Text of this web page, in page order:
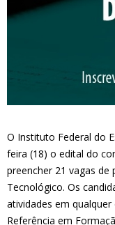
O Instituto Federal do
feira (18) o edital do
preencher 21 vagas de
Tecnológico. Os
atividades em
Referência em